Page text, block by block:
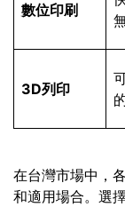
數位印刷
3D列印
在台灣市場中，
和適用場合。選